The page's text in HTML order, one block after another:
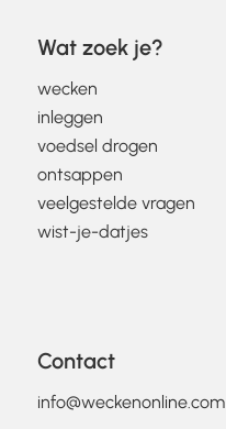
Wat zoek je?
wecken
inleggen
voedsel drogen
ontsappen
veelgestelde vragen
wist-je-datjes
Contact
info@weckenonline.com